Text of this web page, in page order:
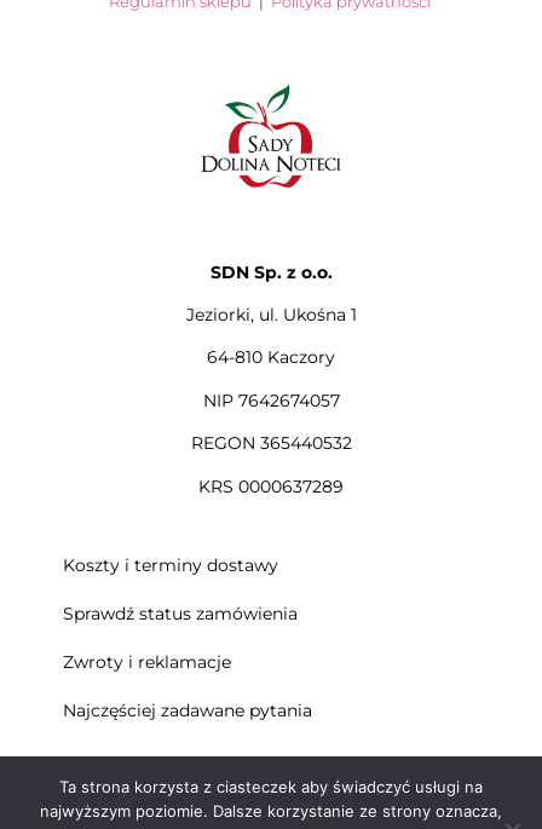
SDN Sp. z o.o.
Jeziorki, ul. Ukośna 1
64-810 Kaczory
NIP 7642674057
REGON 365440532
KRS 0000637289
Koszty i terminy dostawy
Sprawdź status zamówienia
Zwroty i reklamacje
Najczęściej zadawane pytania
© 2024 – SDN sp. z o.o.
Ta strona korzysta z ciasteczek aby świadczyć usługi na
najwyższym poziomie. Dalsze korzystanie ze strony oznacza,